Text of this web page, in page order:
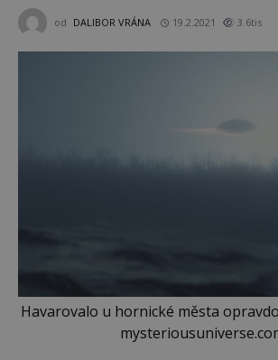
od DALIBOR VRÁNA 19.2.2021 3.6tis
Havarovalo u hornické města